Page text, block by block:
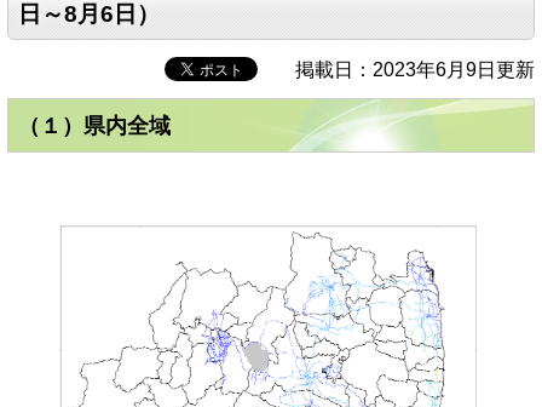
日～8月6日）
掲載日：2023年6月9日更新
（１）県内全域